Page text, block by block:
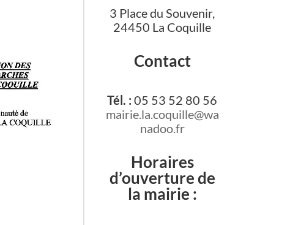
3 Place du Souvenir,
24450 La Coquille
Contact
Tél. : 05 53 52 80 56
mairie.la.coquille@wa
nadoo.fr
Horaires
d’ouverture de
la mairie :